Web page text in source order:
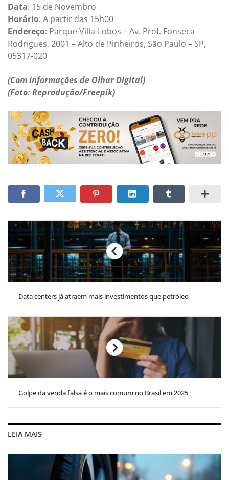
Data: 15 de Novembro
Horário: A partir das 15h00
Endereço: Parque Villa-Lobos – Av. Prof. Fonseca
Rodrigues, 2001 – Alto de Pinheiros, São Paulo – SP,
05317-020
(Com informações de Olhar Digital)
(Foto: Reprodução/Freepik)
Data centers já atraem mais investimentos que petróleo
Golpe da venda falsa é o mais comum no Brasil em 2025
LEIA MAIS